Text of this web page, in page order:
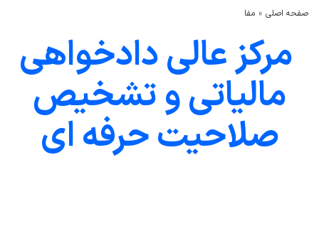
صفحه اصلی مفا
مرکز عالی دادخواهی
مالیاتی و تشخیص
صلاحیت حرفه ای